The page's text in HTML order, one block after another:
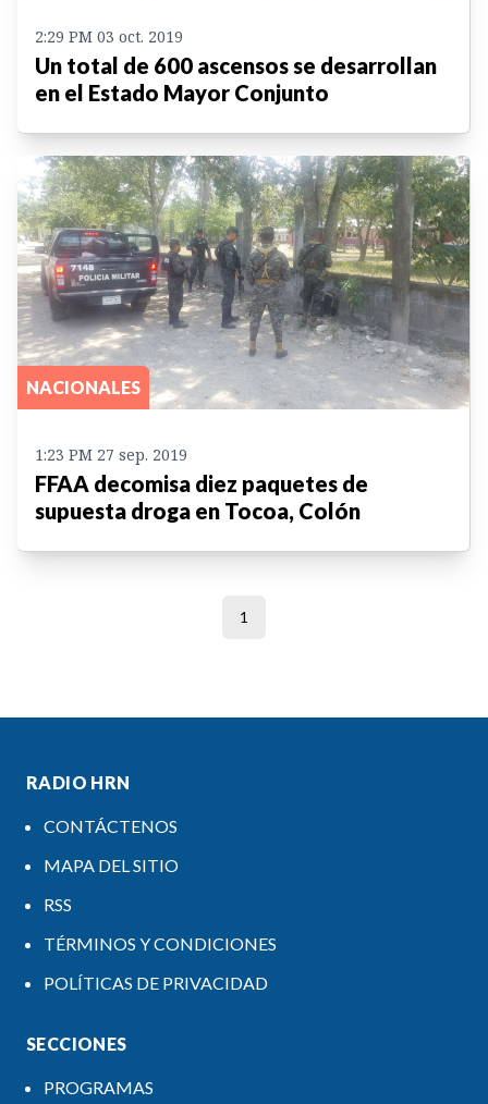
2:29 PM 03 oct. 2019
Un total de 600 ascensos se desarrollan
en el Estado Mayor Conjunto
NACIONALES
1:23 PM 27 sep. 2019
FFAA decomisa diez paquetes de
supuesta droga en Tocoa, Colón
1
RADIO HRN
CONTÁCTENOS
MAPA DEL SITIO
RSS
TÉRMINOS Y CONDICIONES
POLÍTICAS DE PRIVACIDAD
SECCIONES
PROGRAMAS